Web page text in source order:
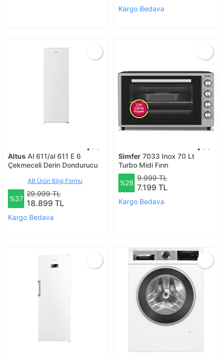
Kargo Bedava
Altus Al 611/al 611 E 6
Çekmeceli Derin Dondurucu
AB Ürün Bilgi Formu
%37
29.999 TL
18.899 TL
Kargo Bedava
Simfer 7033 Inox 70 Lt
Turbo Midi Fırın
%28
9.999 TL
7.199 TL
Kargo Bedava